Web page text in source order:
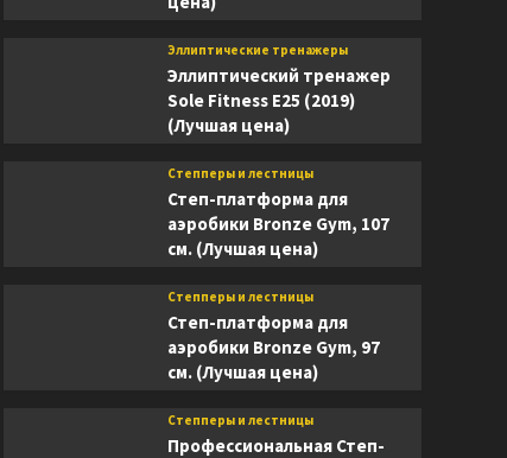
Эллиптические тренажеры
Эллиптический тренажер
Sole Fitness E25 (2019)
(Лучшая цена)
Степперы и лестницы
Степ-платформа для
аэробики Bronze Gym, 107
см. (Лучшая цена)
Степперы и лестницы
Степ-платформа для
аэробики Bronze Gym, 97
см. (Лучшая цена)
Степперы и лестницы
Профессиональная Степ-